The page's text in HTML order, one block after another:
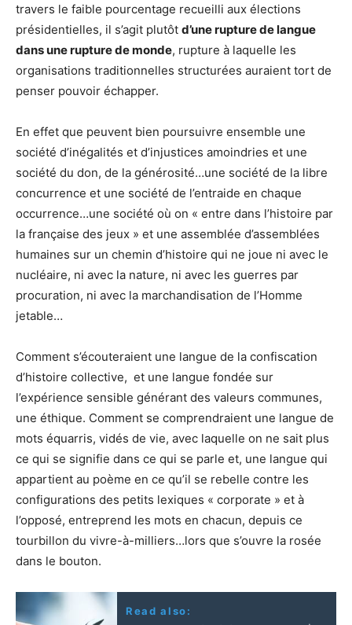
travers le faible pourcentage recueilli aux élections
présidentielles, il s’agit plutôt d’une rupture de langue
dans une rupture de monde, rupture à laquelle les
organisations traditionnelles structurées auraient tort de
penser pouvoir échapper.
En effet que peuvent bien poursuivre ensemble une
société d’inégalités et d’injustices amoindries et une
société du don, de la générosité…une société de la libre
concurrence et une société de l’entraide en chaque
occurrence…une société où on « entre dans l’histoire par
la française des jeux » et une assemblée d’assemblées
humaines sur un chemin d’histoire qui ne joue ni avec le
nucléaire, ni avec la nature, ni avec les guerres par
procuration, ni avec la marchandisation de l’Homme
jetable…
Comment s’écouteraient une langue de la confiscation
d’histoire collective, et une langue fondée sur
l’expérience sensible générant des valeurs communes,
une éthique. Comment se comprendraient une langue de
mots équarris, vidés de vie, avec laquelle on ne sait plus
ce qui se signifie dans ce qui se parle et, une langue qui
appartient au poème en ce qu’il se rebelle contre les
configurations des petits lexiques « corporate » et à
l’opposé, entreprend les mots en chacun, depuis ce
tourbillon du vivre-à-milliers…lors que s’ouvre la rosée
dans le bouton.
Read also: